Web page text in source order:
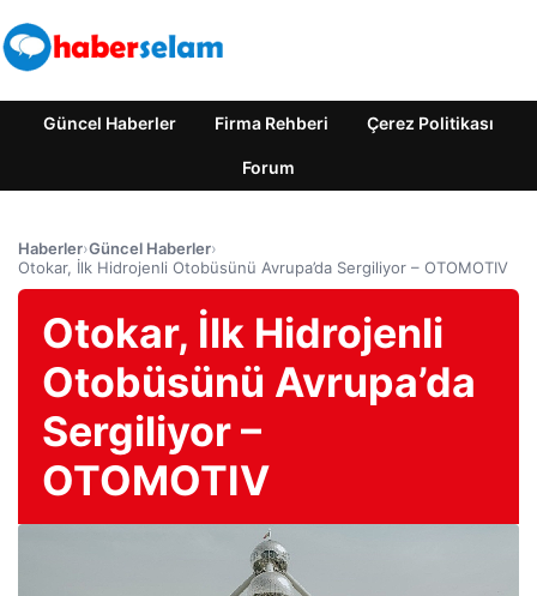
Güncel Haberler Firma Rehberi Çerez Politikası
Forum
Haberler›Güncel Haberler›
Otokar, İlk Hidrojenli Otobüsünü Avrupa’da Sergiliyor – OTOMOTIV
Otokar, İlk Hidrojenli
Otobüsünü Avrupa’da
Sergiliyor –
OTOMOTIV